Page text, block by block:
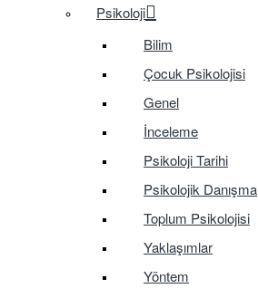
Psikoloji
Bilim
Çocuk Psikolojisi
Genel
İnceleme
Psikoloji Tarihi
Psikolojik Danışma
Toplum Psikolojisi
Yaklaşımlar
Yöntem